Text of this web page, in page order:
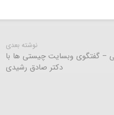
نوشته بعدی
– گفتگوی وبسایت چیستی ها با
دکتر صادق رشیدی